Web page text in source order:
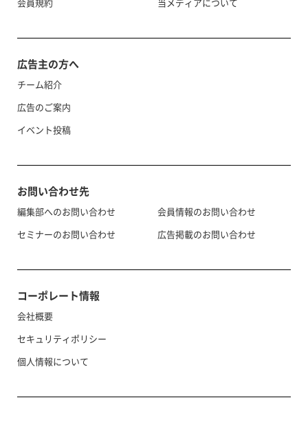
広告主の方へ
チーム紹介
広告のご案内
イベント投稿
お問い合わせ先
編集部へのお問い合わせ
セミナーのお問い合わせ
会員情報のお問い合わせ
広告掲載のお問い合わせ
コーポレート情報
会社概要
セキュリティポリシー
個人情報について